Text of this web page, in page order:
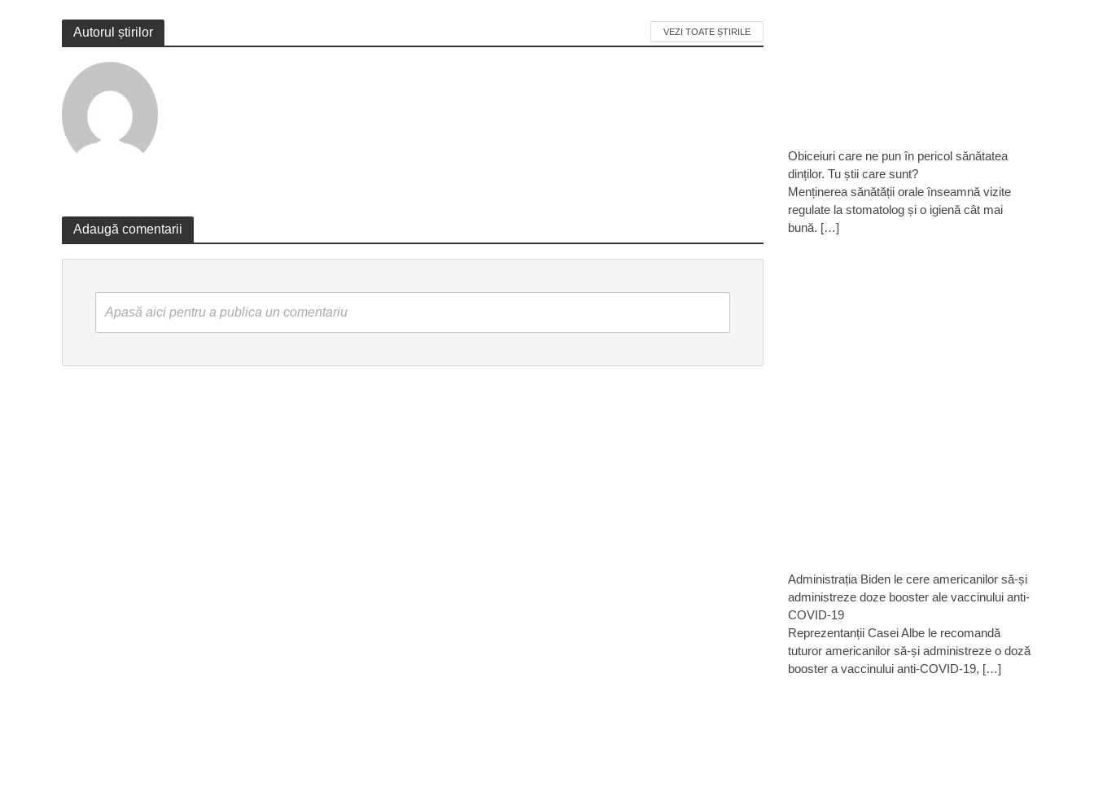
Autorul știrilor VEZI TOATE ȘTIRILE
Adaugă comentarii
Apasă aici pentru a publica un comentariu
Obiceiuri care ne pun în pericol sănătatea
dinților. Tu știi care sunt?
Menținerea sănătății orale înseamnă vizite
regulate la stomatolog și o igienă cât mai
bună. […]
Administrația Biden le cere americanilor să-și
administreze doze booster ale vaccinului anti-
COVID-19
Reprezentanții Casei Albe le recomandă
tuturor americanilor să-și administreze o doză
booster a vaccinului anti-COVID-19, […]